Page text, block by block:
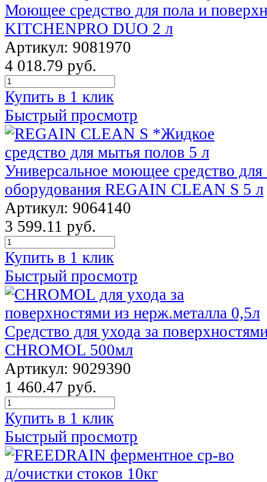
Моющее средство для пола и
KITCHENPRO DUO 2 л
Артикул: 9081970
4 018.79 руб.
Купить в 1 клик
Быстрый просмотр
Универсальное моющее средство
оборудования REGAIN CLEAN S 5 л
Артикул: 9064140
3 599.11 руб.
Купить в 1 клик
Быстрый просмотр
Средство для ухода за
CHROMOL 500мл
Артикул: 9029390
1 460.47 руб.
Купить в 1 клик
Быстрый просмотр